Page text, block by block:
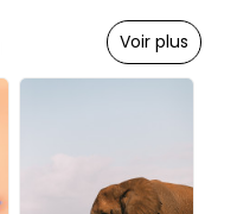
Voir plus